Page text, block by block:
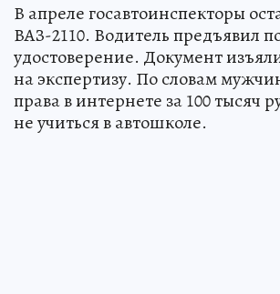
В апреле госавтоинспекторы
ВАЗ-2110. Водитель предъявил
удостоверение. Документ
на экспертизу. По словам
права в интернете за 100 тысяч
не учиться в автошколе.